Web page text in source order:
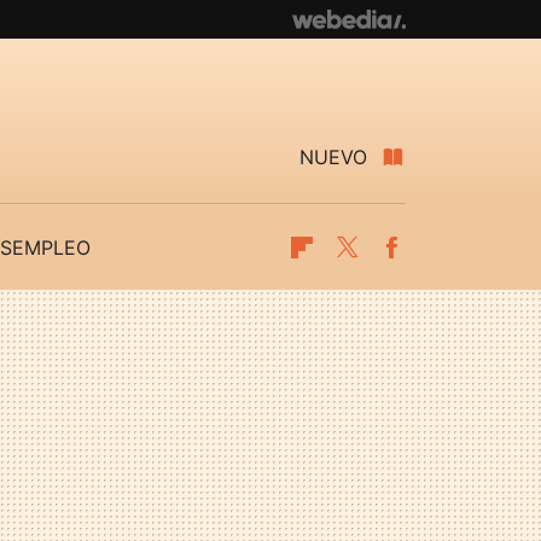
NUEVO
Flipboard
Twitter